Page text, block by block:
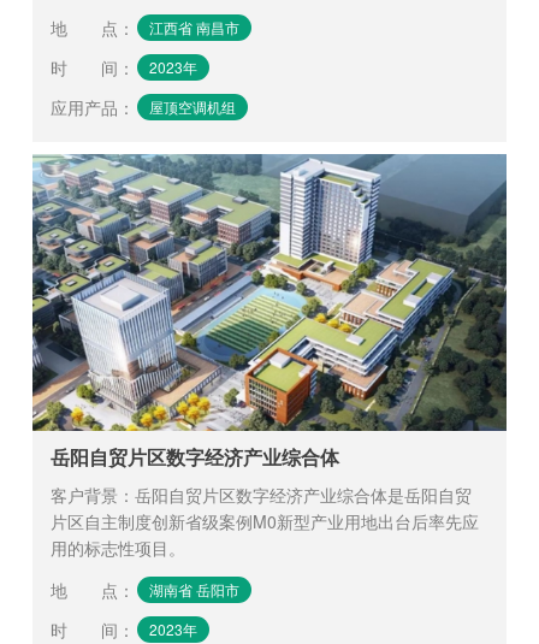
地 点 ： 江西省 南昌市
时 间 ： 2023年
应用产品 ： 屋顶空调机组
岳阳自贸片区数字经济产业综合体
客户背景：岳阳自贸片区数字经济产业综合体是岳阳自贸
片区自主制度创新省级案例M0新型产业用地出台后率先应
用的标志性项目。
地 点 ： 湖南省 岳阳市
时 间 ： 2023年